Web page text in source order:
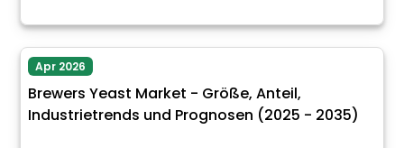
Apr 2026
Brewers Yeast Market - Größe, Anteil,
Industrietrends und Prognosen (2025 - 2035)